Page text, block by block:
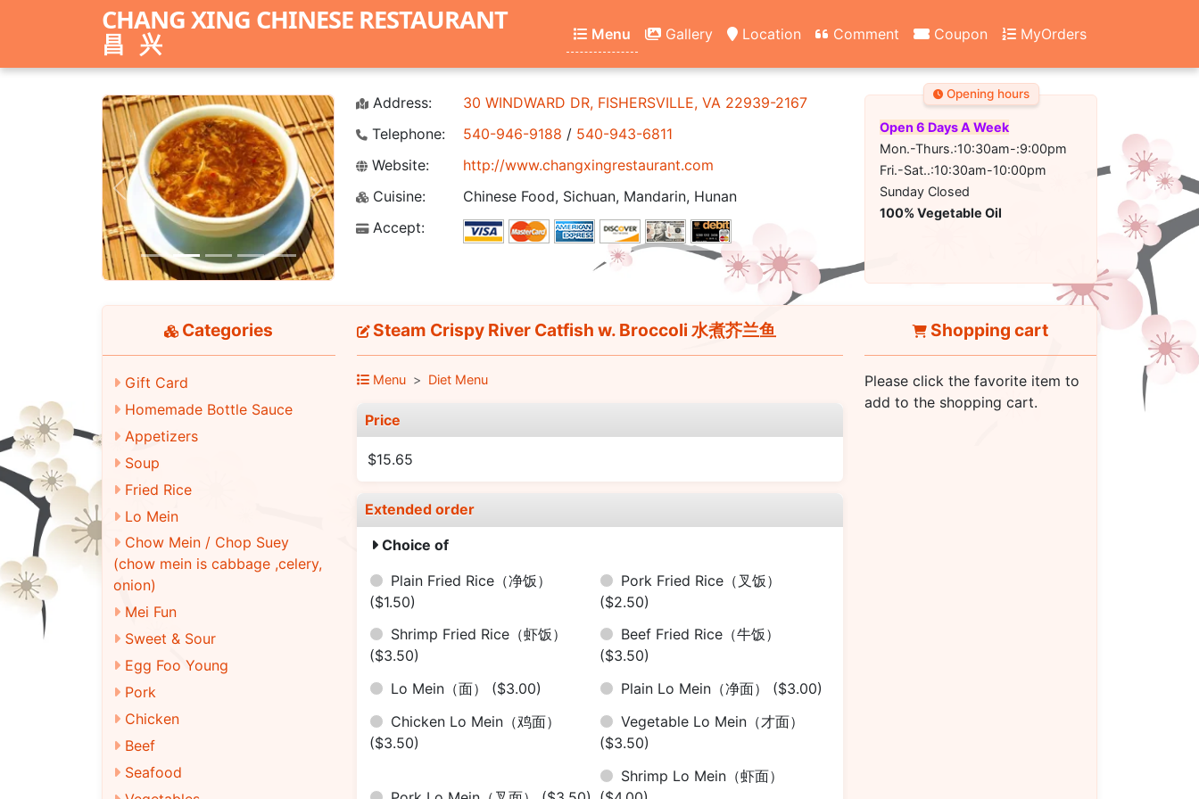
CHANG XING CHINESE RESTAURANT
昌兴 Menu Gallery Location Comment Coupon MyOrders
Previous Next
Address:
30 WINDWARD DR, FISHERSVILLE, VA 22939-2167
Telephone:
540-946-9188 / 540-943-6811
Website:
http://www.changxingrestaurant.com
Cuisine:
Chinese Food, Sichuan, Mandarin, Hunan
Accept:
Opening hours
Open 6 Days A Week
Mon.-Thurs.:10:30am-:9:00pm
Fri.-Sat..:10:30am-10:00pm
Sunday Closed
100% Vegetable Oil
Categories
Gift Card
Homemade Bottle Sauce
Appetizers
Soup
Fried Rice
Lo Mein
Chow Mein / Chop Suey
(chow mein is cabbage ,celery,
onion)
Mei Fun
Sweet & Sour
Egg Foo Young
Pork
Chicken
Beef
Seafood
Steam Crispy River Catfish w. Broccoli 水煮芥兰鱼
Menu Diet Menu
Price
$15.65
Extended order
Choice of
Plain Fried Rice（净饭）
($1.50)
Pork Fried Rice（叉饭）
($2.50)
Shrimp Fried Rice（虾饭）
($3.50)
Beef Fried Rice（牛饭）
($3.50)
Lo Mein（面） ($3.00) Plain Lo Mein（净面） ($3.00)
Chicken Lo Mein（鸡面）
($3.50)
Vegetable Lo Mein（才面）
($3.50)
Shrimp Lo Mein（虾面）
Shopping cart
Please click the favorite item to
add to the shopping cart.